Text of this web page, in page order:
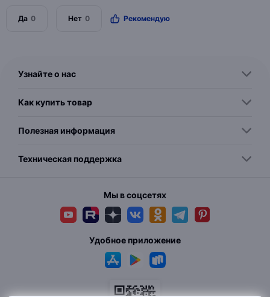
Да 0 Нет 0 Рекомендую
Узнайте о нас
Как купить товар
Полезная информация
Техническая поддержка
Мы в соцсетях
Удобное приложение